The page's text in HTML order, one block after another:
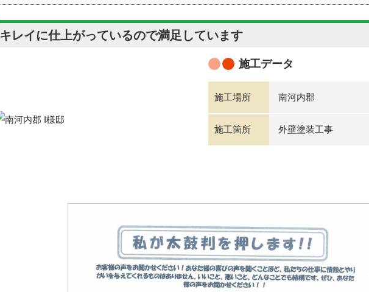
キレイに仕上がっているので満足しています
施工データ
施工場所 南河内郡
施工箇所 外壁塗装工事